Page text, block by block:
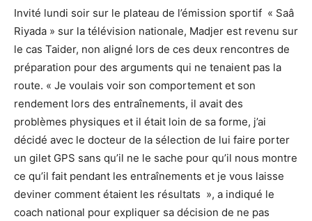
Invité lundi soir sur le plateau de l’émission sportif « Saâ
Riyada » sur la télévision nationale, Madjer est revenu sur
le cas Taider, non aligné lors de ces deux rencontres de
préparation pour des arguments qui ne tenaient pas la
route. « Je voulais voir son comportement et son
rendement lors des entraînements, il avait des
problèmes physiques et il était loin de sa forme, j’ai
décidé avec le docteur de la sélection de lui faire porter
un gilet GPS sans qu’il ne le sache pour qu’il nous montre
ce qu’il fait pendant les entraînements et je vous laisse
deviner comment étaient les résultats », a indiqué le
coach national pour expliquer sa décision de ne pas